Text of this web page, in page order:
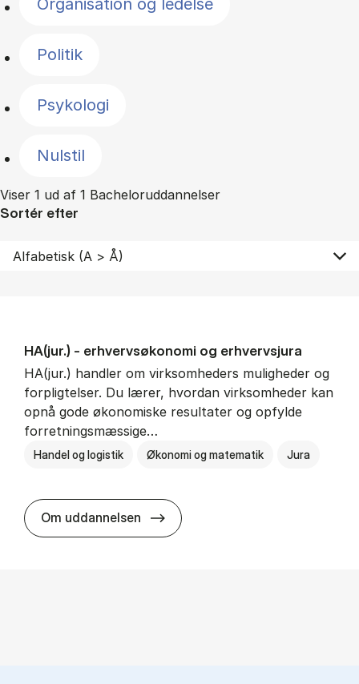
Organisation og ledelse
Politik
Psykologi
Nulstil
Viser 1 ud af 1 Bacheloruddannelser
Sortér efter
HA(jur.) - erhvervs­økonomi og erhvervs­jura
HA(jur.) handler om virksomheders muligheder og
forpligtelser. Du lærer, hvordan virksomheder kan
opnå gode økonomiske resultater og opfylde
forretningsmæssige…
Handel og logistik Økonomi og matematik Jura
Om uddannelsen HA(jur.) - erhvervs­økonomi og